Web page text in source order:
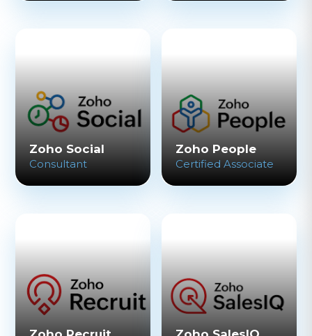
Zoho Social
Consultant
Zoho People
Certified Associate